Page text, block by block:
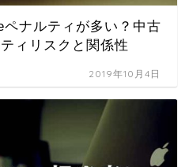
ナルティが多い？中古
ィリスクと関係性
2019年10月4日